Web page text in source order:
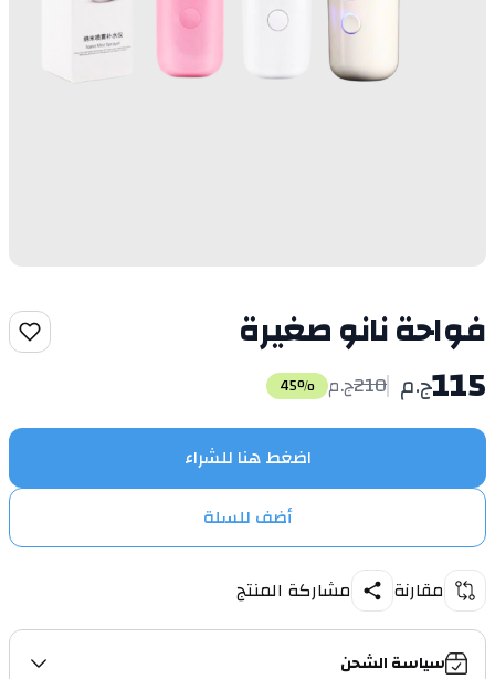
فواحة نانو صغيرة
115ج.م 210ج.م 45%
اضغط هنا للشراء
أضف للسلة
مقارنة مشاركة المنتج
سياسة الشحن